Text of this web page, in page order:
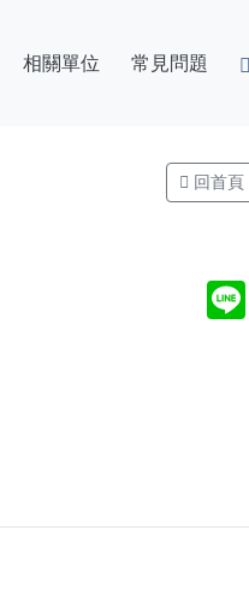
相關單位 常見問題
回首頁